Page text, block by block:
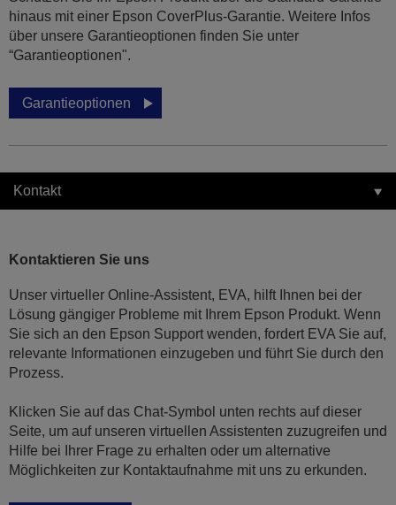
hinaus mit einer Epson CoverPlus-Garantie. Weitere Infos
über unsere Garantieoptionen finden Sie unter
“Garantieoptionen".
Garantieoptionen
Kontakt
Kontaktieren Sie uns
Unser virtueller Online-Assistent, EVA, hilft Ihnen bei der
Lösung gängiger Probleme mit Ihrem Epson Produkt. Wenn
Sie sich an den Epson Support wenden, fordert EVA Sie auf,
relevante Informationen einzugeben und führt Sie durch den
Prozess.
Klicken Sie auf das Chat-Symbol unten rechts auf dieser
Seite, um auf unseren virtuellen Assistenten zuzugreifen und
Hilfe bei Ihrer Frage zu erhalten oder um alternative
Möglichkeiten zur Kontaktaufnahme mit uns zu erkunden.